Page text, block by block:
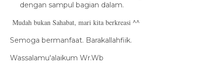
dengan sampul bagian dalam.
Mudah bukan Sahabat, mari kita berkreasi ^^
Semoga bermanfaat. Barakallahfiik.
Wassalamu'alaikum Wr.Wb